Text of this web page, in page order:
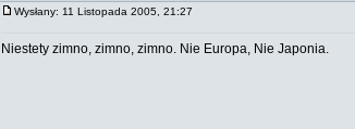
Wysłany: 11 Listopada 2005, 21:27
Niestety zimno, zimno, zimno. Nie Europa, Nie Japonia.